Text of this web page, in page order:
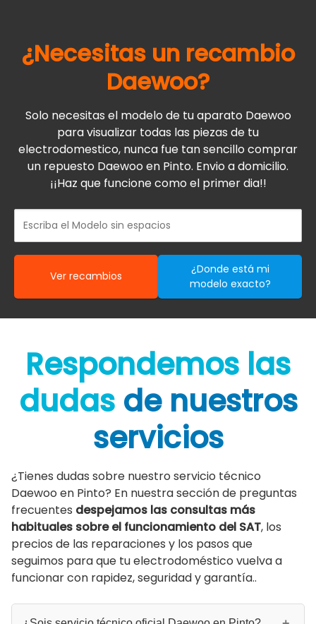
¿Necesitas un recambio
Daewoo?
Solo necesitas el modelo de tu aparato Daewoo
para visualizar todas las piezas de tu
electrodomestico, nunca fue tan sencillo comprar
un repuesto Daewoo en Pinto. Envio a domicilio.
¡¡Haz que funcione como el primer dia!!
Ver recambios
¿Donde está mi
modelo exacto?
Respondemos las
dudas de nuestros
servicios
¿Tienes dudas sobre nuestro servicio técnico
Daewoo en Pinto? En nuestra sección de preguntas
frecuentes despejamos las consultas más
habituales sobre el funcionamiento del SAT, los
precios de las reparaciones y los pasos que
seguimos para que tu electrodoméstico vuelva a
funcionar con rapidez, seguridad y garantía..